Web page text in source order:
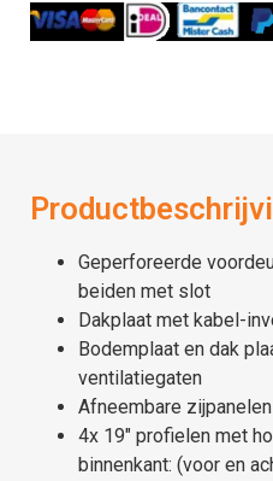
Geperforeerde
beiden met slot
Dakplaat met kabel-
Bodemplaat en dak
ventilatiegaten
Afneembare
4x 19″ profielen met
binnenkant: (voor en